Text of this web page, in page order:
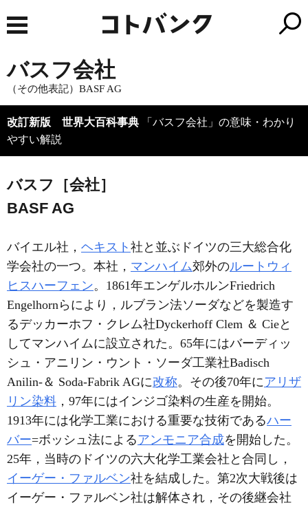
バスフ会社
（その他表記）BASF AG
改訂新版 世界大百科事典 「バスフ会社」の意味・わかり
やすい解説
バスフ［会社］
BASF AG
バイエル社， ヘキスト 社と並ぶドイツの三大総合化
学会社の一つ。本社， マンハイム郊外のルートウィ
ヒスハーフェン。1861年エンゲルホルンFriedrich
Engelhornらにより，ルブラン法ソーダなどを製造す
るデッカーホフ・クレム社Dyckerhoff Clem ＆ Cieと
してマンハイムに設立された。65年にはバーディッ
シュ・アニリン・ウント・ソーダ工業社Badisch
Anilin-＆ Soda-Fabrik AGに改称。その後70年にアリザ
リン染料 ，97年にはインジゴ染料の生産を開始。
1913年には化学工業における重要な技術であるハー
バー=ボッシュ法によるアンモニア合成を開始した。
25年，当時のドイツの六大化学工業会社と合同し，
イーゲー・ファルベン社を結成した。第2次大戦後は
イーゲー・ファルベン社は解体され，その後継会社